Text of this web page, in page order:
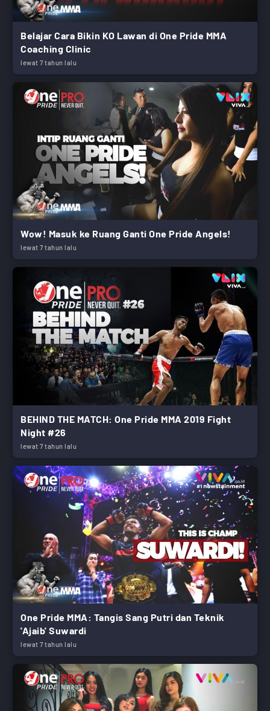
Belajar Cara Bikin KO Lawan di One Pride MMA
Coaching Clinic
lewat 7 tahun lalu
Wow! Masuk ke Ruang Ganti One Pride Angels!
lewat 7 tahun lalu
BEHIND THE MATCH: One Pride MMA 2019 Fight
Night #26
lewat 7 tahun lalu
One Pride MMA: Tangis Sang Putri dan Teknik
'Ajaib' Suwardi
lewat 7 tahun lalu